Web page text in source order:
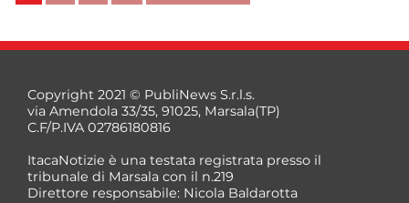
Copyright 2021 © PubliNews S.r.l.s.
via Amendola 33/35, 91025, Marsala(TP)
C.F/P.IVA 02786180816
ItacaNotizie è una testata registrata presso il
tribunale di Marsala con il n.219
Direttore responsabile: Nicola Baldarotta